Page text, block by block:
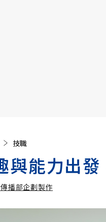
技職
與能力出
播部企劃製作